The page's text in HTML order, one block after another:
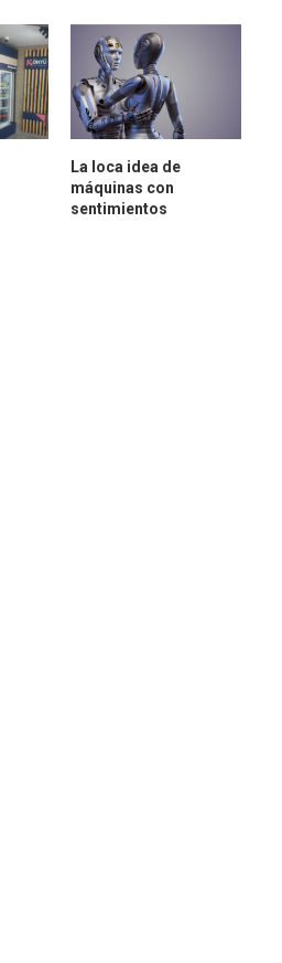
La loca idea de
máquinas con
sentimientos